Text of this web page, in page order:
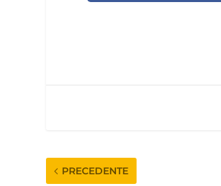
PRECEDENTE